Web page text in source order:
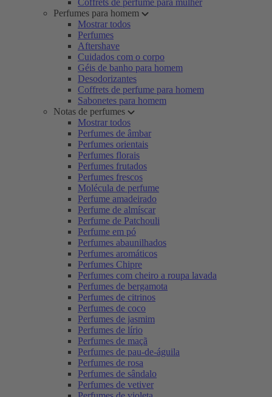
Coffrets de perfume para mulher
Perfumes para homem
Mostrar todos
Perfumes
Aftershave
Cuidados com o corpo
Géis de banho para homem
Desodorizantes
Coffrets de perfume para homem
Sabonetes para homem
Notas de perfumes
Mostrar todos
Perfumes de âmbar
Perfumes orientais
Perfumes florais
Perfumes frutados
Perfumes frescos
Molécula de perfume
Perfume amadeirado
Perfume de almíscar
Perfume de Patchouli
Perfume em pó
Perfumes abaunilhados
Perfumes aromáticos
Perfumes Chipre
Perfumes com cheiro a roupa lavada
Perfumes de bergamota
Perfumes de citrinos
Perfumes de coco
Perfumes de jasmim
Perfumes de lírio
Perfumes de maçã
Perfumes de pau-de-águila
Perfumes de rosa
Perfumes de sândalo
Perfumes de vetiver